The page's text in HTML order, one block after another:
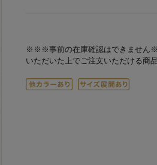
※※※事前の在庫確認はできません
いただいた上でご注文いただける商品